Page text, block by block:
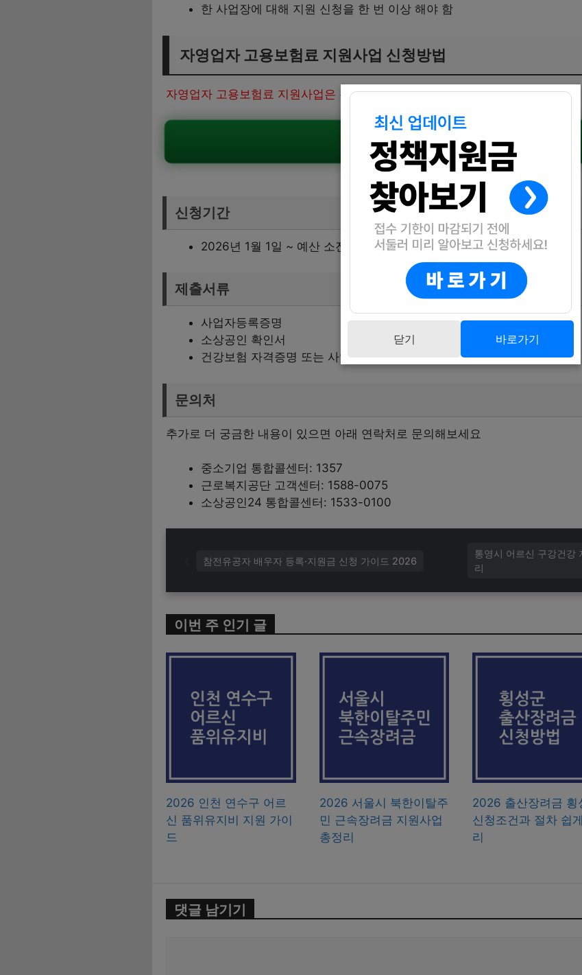
한 사업장에 대해 지원 신청을 한 번 이상 해야 함
자영업자 고용보험료 지원사업 신청방법
자영업자 고용보험료 지원사업은 온라인으로 신청할 수 있습니다.
자영업자 고용보험료 지원사업 신청하기
신청기간
2026년 1월 1일 ~ 예산 소진 시까지
제출서류
사업자등록증명
소상공인 확인서
건강보험 자격증명 또는 사업장 보험료 납부 확인 자료
문의처
추가로 더 궁금한 내용이 있으면 아래 연락처로 문의해보세요
중소기업 통합콜센터: 1357
근로복지공단 고객센터: 1588-0075
소상공인24 통합콜센터: 1533-0100
통영시 어르신 구강건강
리
참전유공자 배우자 등록·지원금 신청 가이드 2026
이번 주 인기 글
2026 인천 연수구 어르
신 품위유지비 지원 가이
드
2026 서울시 북한이탈주
민 근속장려금 지원사업
총정리
2026 출산장려금 횡
신청조건과 절차 쉽
리
댓글 남기기
닫기 바로가기